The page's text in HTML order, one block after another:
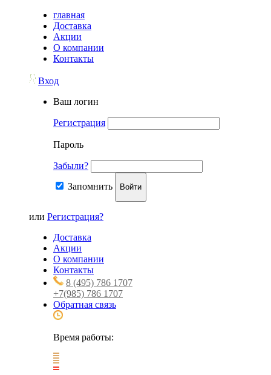
главная
Доставка
Акции
О компании
Контакты
Вход
Ваш логин
Регистрация
Пароль
Забыли?
Запомнить Войти
или Регистрация?
Доставка
Акции
О компании
Контакты
8 (495) 786 1707
+7(985) 786 1707
Обратная связь
Время работы: